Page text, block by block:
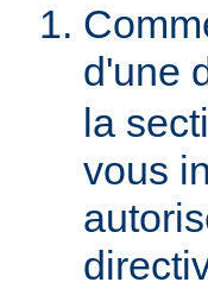
d'une
la
vous